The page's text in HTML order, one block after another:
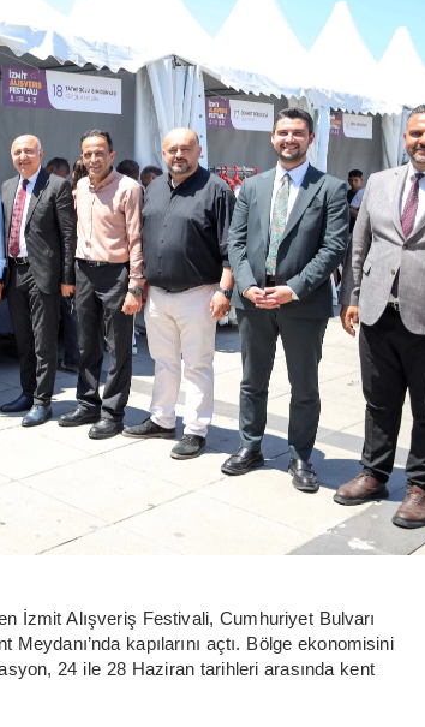
İzmit Alışveriş Festivali, Cumhuriyet Bulvarı
kapılarını açtı. Bölge ekonomisini
24 ile 28 Haziran tarihleri arasında kent